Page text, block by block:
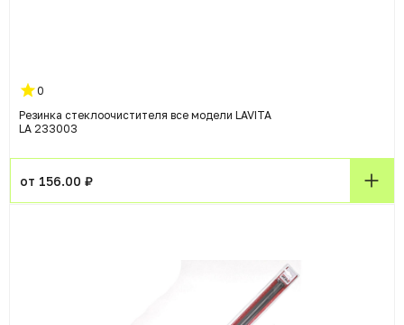
0
Резинка стеклоочистителя все модели LAVITA
LA 233003
от 156.00 ₽